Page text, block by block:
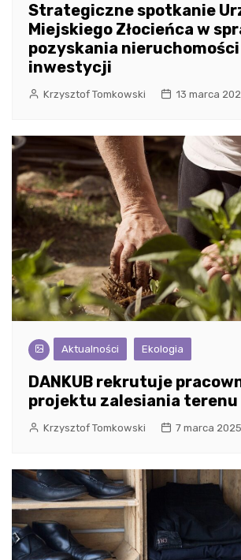
Strategiczne spotkanie
Miejskiego Złocieńca w
pozyskania
inwestycji
Krzysztof Tomkowski 13 marca
Aktualności Ekologia
DANKUB rekrutuje
projektu zalesiania terenu
Krzysztof Tomkowski 7 marca 2025